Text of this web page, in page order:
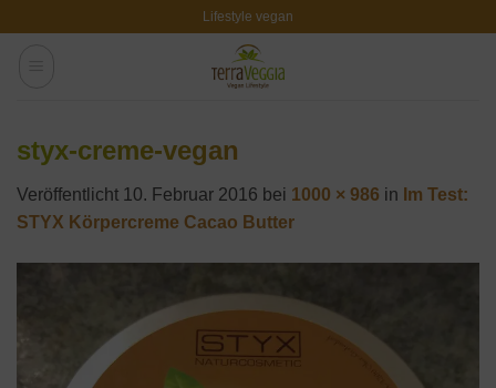
Lifestyle vegan
styx-creme-vegan
Veröffentlicht 10. Februar 2016 bei 1000 × 986 in Im Test:
STYX Körpercreme Cacao Butter